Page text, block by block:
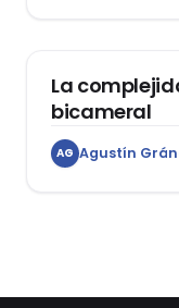
La
bicameral
AG Agustín